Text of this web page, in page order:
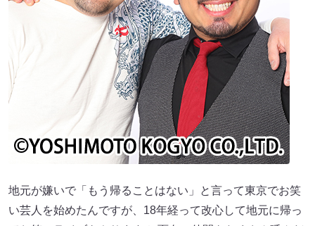
地元が嫌いで「もう帰ることはない」と言って東京でお笑
い芸人を始めたんですが、18年経って改心して地元に帰っ